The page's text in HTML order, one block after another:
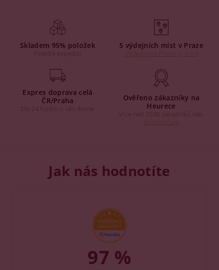
Skladem 95% položek
Ihned k expedici
5 výdejních míst v Praze
Expres doprava celá
ČR/Praha
Do 24 hodin u vás doma
Ověřeno zákazníky na
Heurece
Více než 2500 zákazníků nás
Jak nás hodnotíte
97 %